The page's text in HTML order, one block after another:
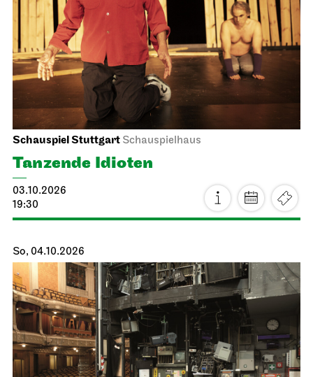
Schauspiel Stuttgart Schauspielhaus
Tanzende Idioten
03.10.2026
19:30
So, 04.10.2026